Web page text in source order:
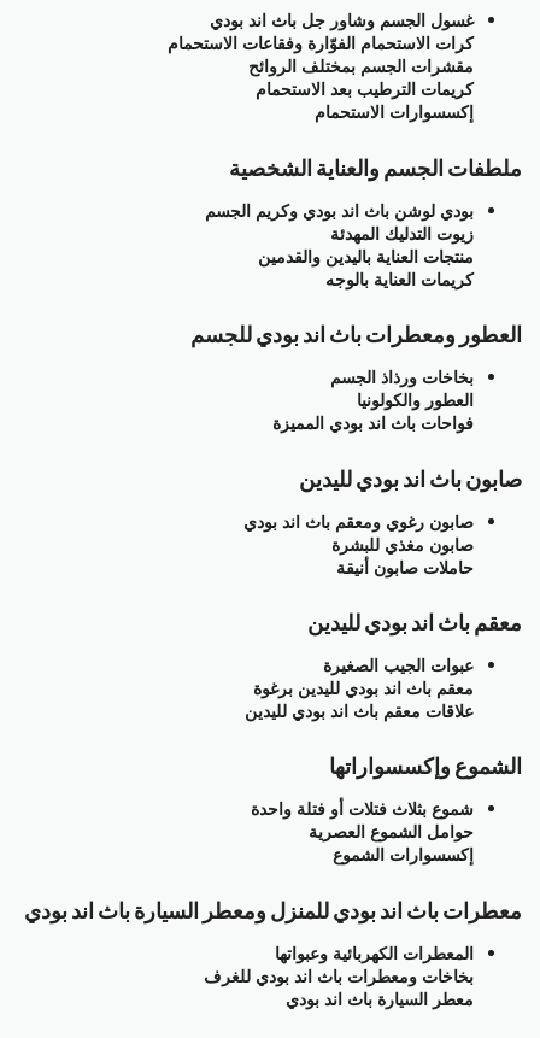
غسول الجسم وشاور جل باث اند بودي
كرات الاستحمام الفوّارة وفقاعات الاستحمام
مقشرات الجسم بمختلف الروائح
كريمات الترطيب بعد الاستحمام
إكسسوارات الاستحمام
ملطفات الجسم والعناية الشخصية
بودي لوشن باث اند بودي وكريم الجسم
زيوت التدليك المهدئة
منتجات العناية باليدين والقدمين
كريمات العناية بالوجه
العطور ومعطرات باث اند بودي للجسم
بخاخات ورذاذ الجسم
العطور والكولونيا
فواحات باث اند بودي المميزة
صابون باث اند بودي لليدين
صابون رغوي ومعقم باث اند بودي
صابون مغذي للبشرة
حاملات صابون أنيقة
معقم باث اند بودي لليدين
عبوات الجيب الصغيرة
معقم باث اند بودي لليدين برغوة
علاقات معقم باث اند بودي لليدين
الشموع وإكسسواراتها
شموع بثلاث فتلات أو فتلة واحدة
حوامل الشموع العصرية
إكسسوارات الشموع
معطرات باث اند بودي للمنزل ومعطر السيارة باث اند بودي
المعطرات الكهربائية وعبواتها
بخاخات ومعطرات باث اند بودي للغرف
معطر السيارة باث اند بودي